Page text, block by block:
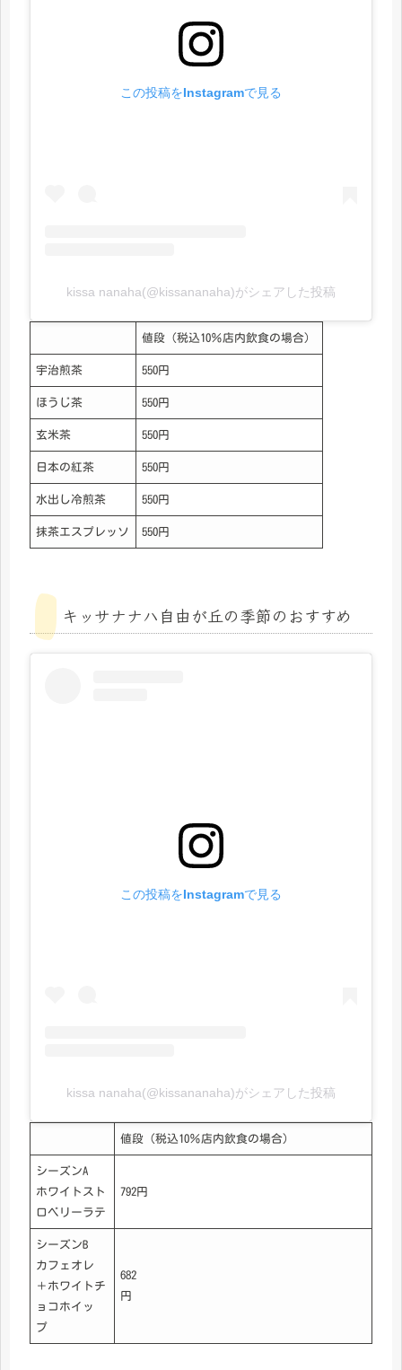
この投稿をInstagramで見る
kissa nanaha(@kissananaha)がシェアした投稿
値段（税込10％店内飲食の場合）
宇治煎茶 550円
ほうじ茶 550円
玄米茶 550円
日本の紅茶 550円
水出し冷煎茶 550円
抹茶エスプレッソ 550円
キッサナナハ自由が丘の季節のおすすめ
この投稿をInstagramで見る
kissa nanaha(@kissananaha)がシェアした投稿
値段（税込10％店内飲食の場合）
シーズンA
ホワイトスト
ロベリーラテ
792円
シーズンB
カフェオレ
＋ホワイトチ
ョコホイッ
プ
682
円